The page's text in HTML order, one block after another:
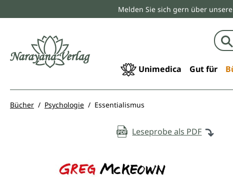
Zur Hauptnavigation springenMelden Sie sich gern über
Unimedica Gut für
Bücher Psychologie Essentialismus
Leseprobe als PDF